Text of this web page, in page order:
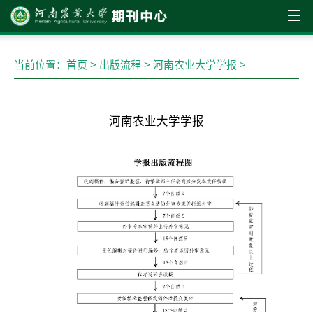
出版流程
当前位置： 首页 > 出版流程 > 河南农业大学学报 >
河南农业大学学报